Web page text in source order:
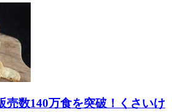
売数140万食を突破！くさいけ